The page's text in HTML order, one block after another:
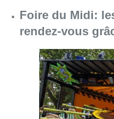
Foire du Midi:
rendez-vous